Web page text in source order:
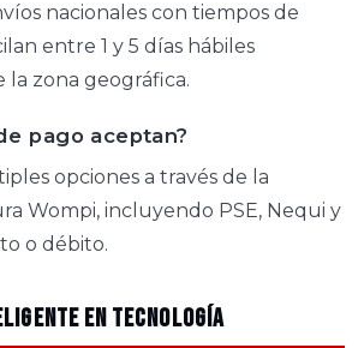
nacionales con tiempos de
entre 1 y 5 días hábiles
zona geográfica.
pago aceptan?
opciones a través de la
Wompi, incluyendo PSE, Nequi y
o débito.
en tecnología